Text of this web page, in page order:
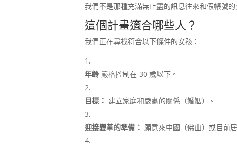
我們不是那種充滿無止盡的訊息往來和假帳
這個計畫適合哪些人？
我們正在尋找符合以下條件的女孩：
年齡 嚴格控制在 30 歲以下。
目標： 建立家庭和嚴肅的關係（婚姻）。
迎接變革的準備： 願意來中國（佛山）或目前